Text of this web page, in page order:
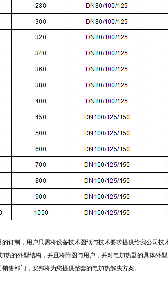
订制，用户只需将设备技术图纸与技术要求提供给我公司
热的外型结构，并且将附图与用户，并对电加热器的具体外
售部门，安邦将为您提供整套的电加热解决方案。